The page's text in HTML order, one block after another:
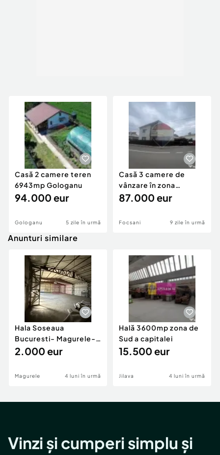
Casă 2 camere teren
6943mp Gologanu
94.000 eur
Gologanu 5 zile în urmă
Casă 3 camere de
vânzare în zona
Tabacari
87.000 eur
Focsani 9 zile în urmă
Anunturi similare
Hala Soseaua
Bucuresti- Magurele-
planul 2.
2.000 eur
Magurele 4 luni în urmă
Hală 3600mp zona de
Sud a capitalei
15.500 eur
Jilava 4 luni în urmă
Vinzi și cumperi simplu și